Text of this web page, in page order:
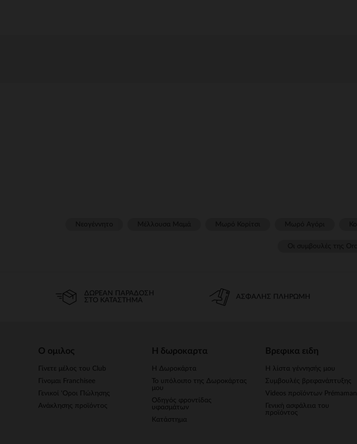
ΔΩΡΕΆΝ ΠΑΡΆΔΟΣΗ
ΣΤΟ ΚΑΤΆΣΤΗΜΑ
ΑΣΦΑΛΉΣ ΠΛΗΡΩΜΉ
Ο ομιλος
Γίνετε μέλος του Club
Γίνομαι Franchisee
Γενικοί 'Οροι Πώλησης
Ανάκλησης προϊόντος
Η δωροκαρτα
Η Δωροκάρτα
Το υπόλοιπο της Δωροκάρτας
μου
Οδηγός φροντίδας
υφασμάτων
Κατάστημα
Βρεφικα ειδη
Η λίστα γέννησής μου
Συμβουλές βρεφανάπτυξης
Videos προϊόντων Prémaman
Γενική ασφάλεια του
προϊόντος